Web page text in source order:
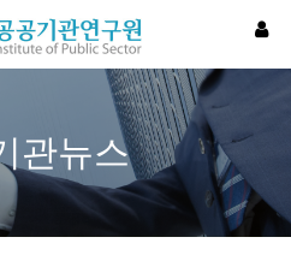
관뉴스